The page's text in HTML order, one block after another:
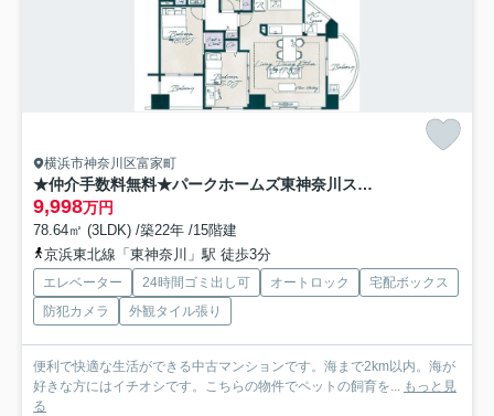
横浜市神奈川区富家町
★仲介手数料無料★パークホームズ東神奈川ステーションアリーナ
9,998万円
78.64㎡ (3LDK) /築22年 /15階建
京浜東北線「東神奈川」駅 徒歩3分
エレベーター 24時間ゴミ出し可 オートロック
宅配ボックス
防犯カメラ
外観タイル張り
便利で快適な生活ができる中古マンションです。海まで2km以内。海が
好きな方にはイチオシです。こちらの物件でペットの飼育を... もっと見
る